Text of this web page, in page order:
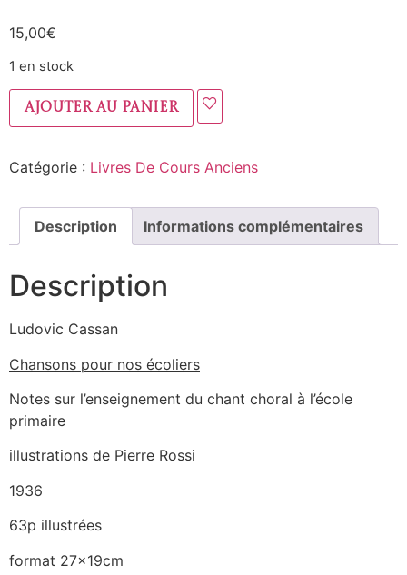
15,00€
1 en stock
Ajouter au panier
Catégorie : Livres De Cours Anciens
Description Informations complémentaires
Description
Ludovic Cassan
Chansons pour nos écoliers
Notes sur l’enseignement du chant choral à l’école
primaire
illustrations de Pierre Rossi
1936
63p illustrées
format 27x19cm